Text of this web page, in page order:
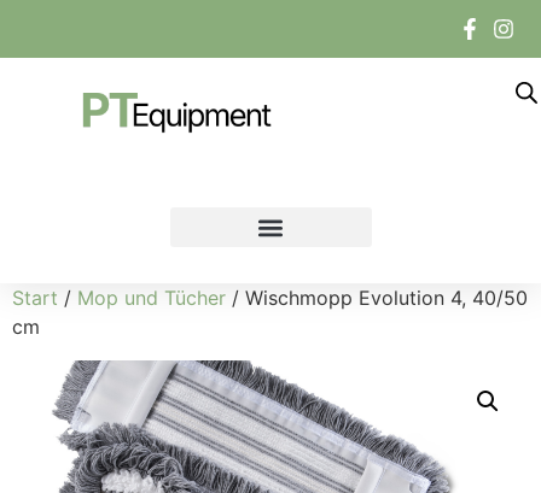
Start / Mop und Tücher / Wischmopp Evolution 4, 40/50
cm